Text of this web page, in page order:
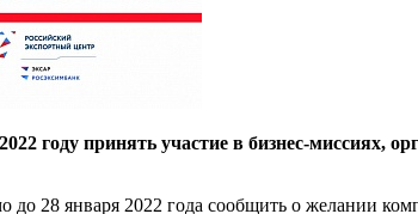
году принять участие в бизнес-
до 28 января 2022 года сообщить о желании